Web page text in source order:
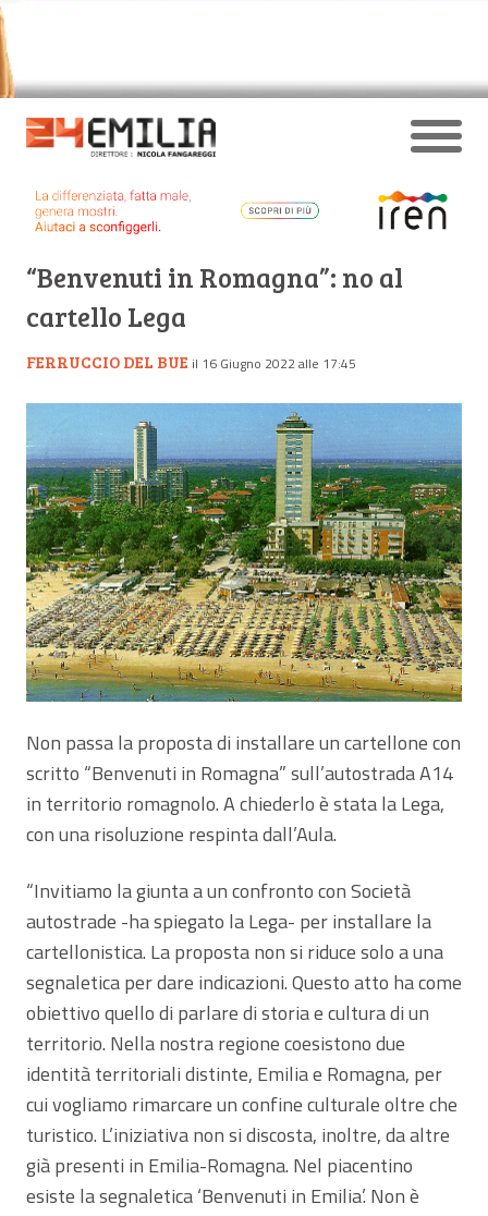
“Benvenuti in Romagna”: no al
cartello Lega
FERRUCCIO DEL BUE il 16 Giugno 2022 alle 17:45
Non passa la proposta di installare un cartellone con
scritto “Benvenuti in Romagna” sull’autostrada A14
in territorio romagnolo. A chiederlo è stata la Lega,
con una risoluzione respinta dall’Aula.
“Invitiamo la giunta a un confronto con Società
autostrade -ha spiegato la Lega- per installare la
cartellonistica. La proposta non si riduce solo a una
segnaletica per dare indicazioni. Questo atto ha come
obiettivo quello di parlare di storia e cultura di un
territorio. Nella nostra regione coesistono due
identità territoriali distinte, Emilia e Romagna, per
cui vogliamo rimarcare un confine culturale oltre che
turistico. L’iniziativa non si discosta, inoltre, da altre
già presenti in Emilia-Romagna. Nel piacentino
esiste la segnaletica ‘Benvenuti in Emilia’. Non è